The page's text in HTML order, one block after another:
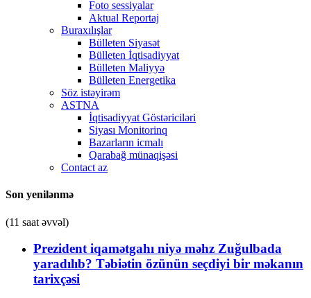
Foto sessiyalar
Aktual Reportaj
Buraxılışlar
Bülleten Siyasət
Bülleten İqtisadiyyat
Bülleten Maliyyə
Bülleten Energetika
Söz istəyirəm
ASTNA
İqtisadiyyat Göstəriciləri
Siyası Monitorinq
Bazarların icmalı
Qarabağ münaqişəsi
Contact az
Son yenilənmə
(11 saat əvvəl)
Prezident iqamətgahı niyə məhz Zuğulbada
yaradılıb? Təbiətin özünün seçdiyi bir məkanın
tarixçəsi